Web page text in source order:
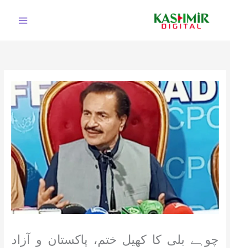
چوہے بلی کا کھیل ختم، پاکستان و آزاد